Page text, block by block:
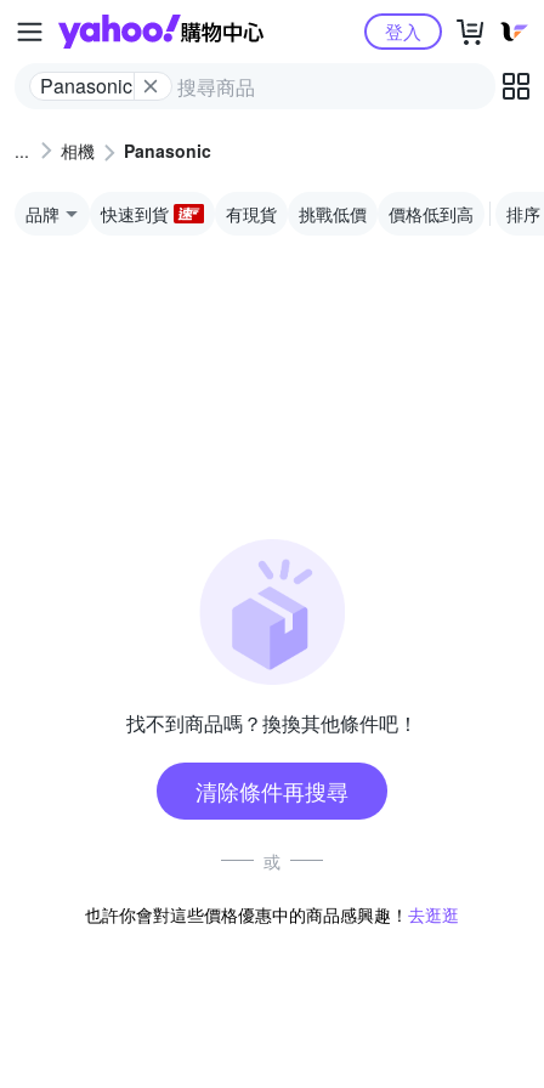
Yahoo購物中心
Panasonic
登入
相機 Panasonic
品牌 快速到貨 有現貨 挑戰低價 價格低到高 排序
找不到商品嗎？換換其他條件吧！
清除條件再搜尋
或
也許你會對這些價格優惠中的商品感興趣！ 去逛逛